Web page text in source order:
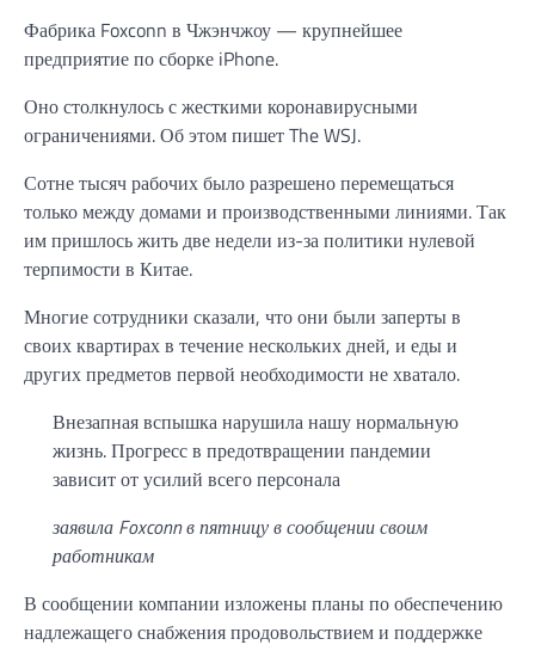
Фабрика Foxconn в Чжэнчжоу — крупнейшее
предприятие по сборке iPhone.
Оно столкнулось с жесткими коронавирусными
ограничениями. Об этом пишет The WSJ.
Сотне тысяч рабочих было разрешено перемещаться
только между домами и производственными линиями. Так
им пришлось жить две недели из-за политики нулевой
терпимости в Китае.
Многие сотрудники сказали, что они были заперты в
своих квартирах в течение нескольких дней, и еды и
других предметов первой необходимости не хватало.
Внезапная вспышка нарушила нашу нормальную
жизнь. Прогресс в предотвращении пандемии
зависит от усилий всего персонала
заявила Foxconn в пятницу в сообщении своим
работникам
В сообщении компании изложены планы по обеспечению
надлежащего снабжения продовольствием и поддержке